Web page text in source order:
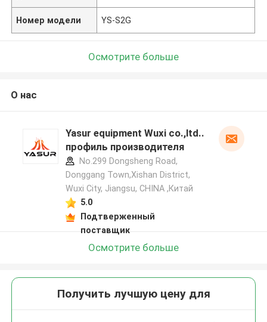
Номер модели YS-S2G
Осмотрите больше
О нас
Yasur equipment Wuxi co.,ltd..
профиль производителя
No.299 Dongsheng Road,
Donggang Town,Xishan District,
Wuxi City, Jiangsu, CHINA ,Китай
5.0
Подтверженный
поставщик
Осмотрите больше
Получить лучшую цену для